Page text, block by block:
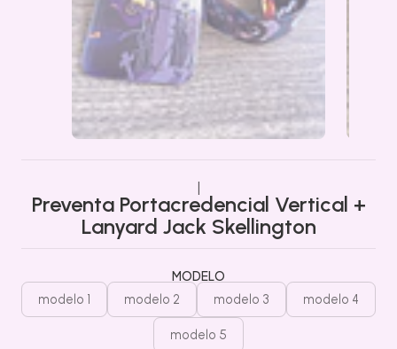
Preventa Portacredencial Vertical +
Lanyard Jack Skellington
MODELO
modelo 1 modelo 2 modelo 3 modelo 4
modelo 5